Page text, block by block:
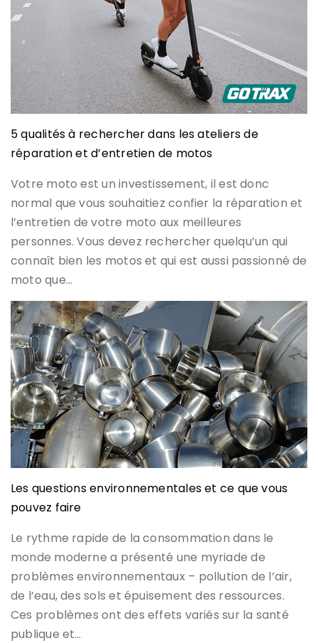
5 qualités à rechercher dans les ateliers de
réparation et d’entretien de motos
Votre moto est un investissement, il est donc
normal que vous souhaitiez confier la réparation et
l’entretien de votre moto aux meilleures
personnes. Vous devez rechercher quelqu’un qui
connaît bien les motos et qui est aussi passionné de
moto que…
Les questions environnementales et ce que vous
pouvez faire
Le rythme rapide de la consommation dans le
monde moderne a présenté une myriade de
problèmes environnementaux – pollution de l’air,
de l’eau, des sols et épuisement des ressources.
Ces problèmes ont des effets variés sur la santé
publique et…